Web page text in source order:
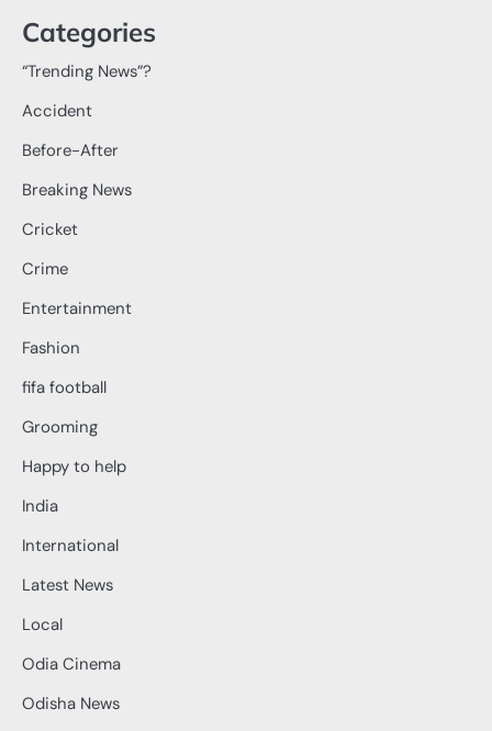
Categories
“Trending News”?
Accident
Before-After
Breaking News
Cricket
Crime
Entertainment
Fashion
fifa football
Grooming
Happy to help
India
International
Latest News
Local
Odia Cinema
Odisha News